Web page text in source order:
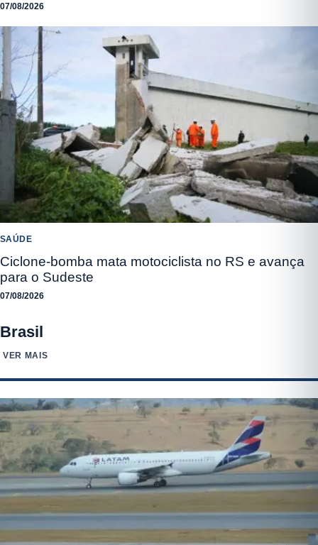
07/08/2026
SAÚDE
Ciclone-bomba mata motociclista no RS e avança
para o Sudeste
07/08/2026
Brasil
VER MAIS